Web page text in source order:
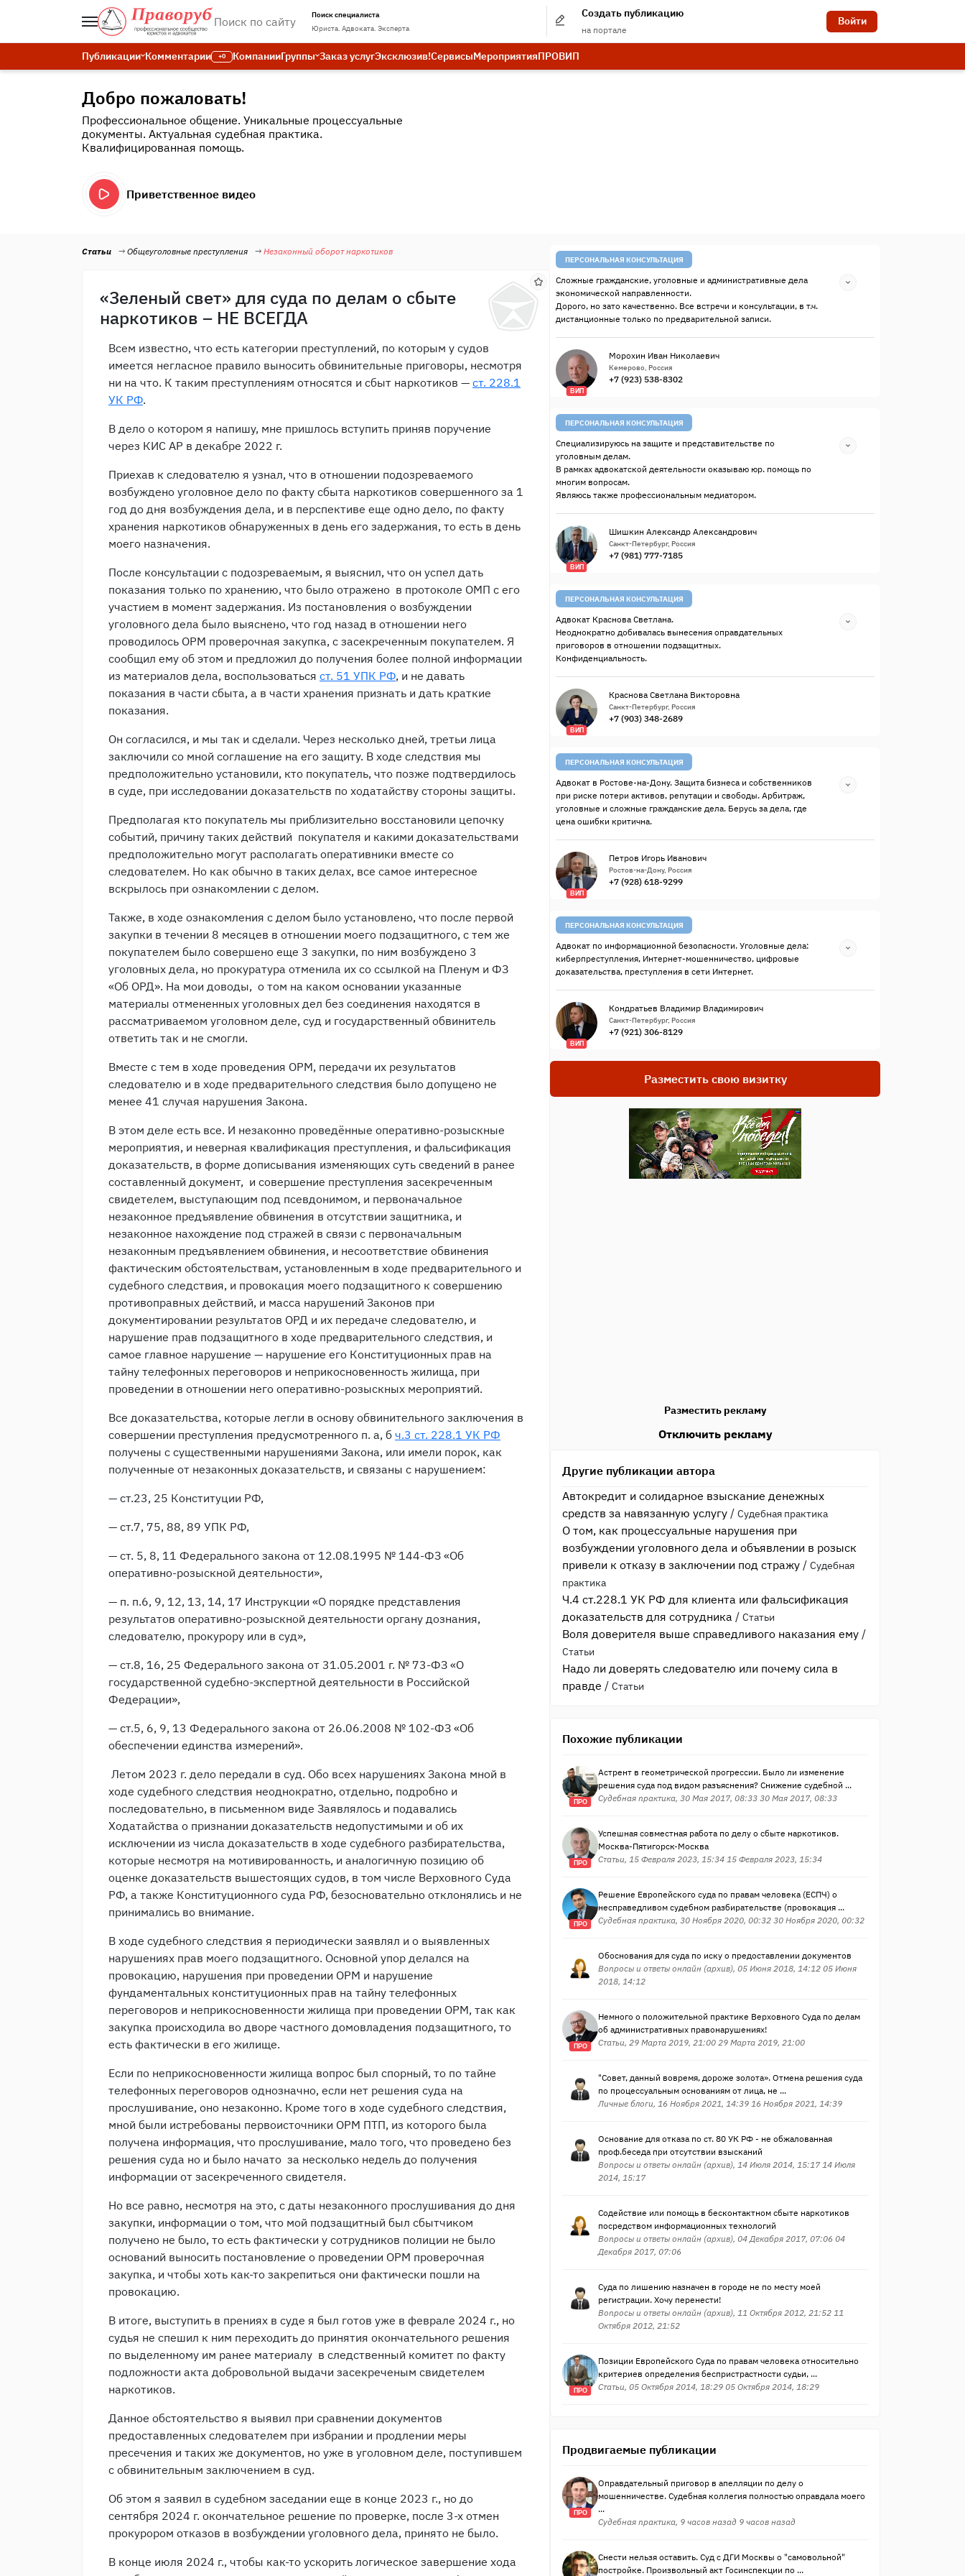
Поиск специалиста
Юриста. Адвоката. Эксперта
Создать публикацию
на портале
Войти
Публикации Комментарии +0 КомпанииГруппы Заказ услугЭксклюзив!СервисыМероприятияПРОВИП
Добро пожаловать!
Профессиональное общение. Уникальные процессуальные
документы. Актуальная судебная практика.
Квалифицированная помощь.
Приветственное видео
Статьи Общеуголовные преступления Незаконный оборот наркотиков
«Зеленый свет» для суда по делам о сбыте
наркотиков – НЕ ВСЕГДА
Всем известно, что есть категории преступлений, по которым у судов
имеется негласное правило выносить обвинительные приговоры, несмотря
ни на что. К таким преступлениям относятся и сбыт наркотиков — ст. 228.1
УК РФ.
В дело о котором я напишу, мне пришлось вступить приняв поручение
через КИС АР в декабре 2022 г.
Приехав к следователю я узнал, что в отношении подозреваемого
возбуждено уголовное дело по факту сбыта наркотиков совершенного за 1
год до дня возбуждения дела, и в перспективе еще одно дело, по факту
хранения наркотиков обнаруженных в день его задержания, то есть в день
моего назначения.
После консультации с подозреваемым, я выяснил, что он успел дать
показания только по хранению, что было отражено в протоколе ОМП с его
участием в момент задержания. Из постановления о возбуждении
уголовного дела было выяснено, что год назад в отношении него
проводилось ОРМ проверочная закупка, с засекреченным покупателем. Я
сообщил ему об этом и предложил до получения более полной информации
из материалов дела, воспользоваться ст. 51 УПК РФ, и не давать
показания в части сбыта, а в части хранения признать и дать краткие
показания.
Он согласился, и мы так и сделали. Через несколько дней, третьи лица
заключили со мной соглашение на его защиту. В ходе следствия мы
предположительно установили, кто покупатель, что позже подтвердилось
в суде, при исследовании доказательств по ходатайству стороны защиты.
Предполагая кто покупатель мы приблизительно восстановили цепочку
событий, причину таких действий покупателя и какими доказательствами
предположительно могут располагать оперативники вместе со
следователем. Но как обычно в таких делах, все самое интересное
вскрылось при ознакомлении с делом.
Также, в ходе ознакомления с делом было установлено, что после первой
закупки в течении 8 месяцев в отношении моего подзащитного, с тем же
покупателем было совершено еще 3 закупки, по ним возбуждено 3
уголовных дела, но прокуратура отменила их со ссылкой на Пленум и ФЗ
«Об ОРД». На мои доводы, о том на каком основании указанные
материалы отмененных уголовных дел без соединения находятся в
рассматриваемом уголовном деле, суд и государственный обвинитель
ответить так и не смогли.
Вместе с тем в ходе проведения ОРМ, передачи их результатов
следователю и в ходе предварительного следствия было допущено не
менее 41 случая нарушения Закона.
В этом деле есть все. И незаконно проведённые оперативно-розыскные
мероприятия, и неверная квалификация преступления, и фальсификация
доказательств, в форме дописывания изменяющих суть сведений в ранее
составленный документ, и совершение преступления засекреченным
свидетелем, выступающим под псевдонимом, и первоначальное
незаконное предъявление обвинения в отсутствии защитника, и
незаконное нахождение под стражей в связи с первоначальным
незаконным предъявлением обвинения, и несоответствие обвинения
фактическим обстоятельствам, установленным в ходе предварительного и
судебного следствия, и провокация моего подзащитного к совершению
противоправных действий, и масса нарушений Законов при
документировании результатов ОРД и их передаче следователю, и
нарушение прав подзащитного в ходе предварительного следствия, и
самое главное нарушение — нарушение его Конституционных прав на
тайну телефонных переговоров и неприкосновенность жилища, при
проведении в отношении него оперативно-розыскных мероприятий.
Все доказательства, которые легли в основу обвинительного заключения в
совершении преступления предусмотренного п. а, б ч.3 ст. 228.1 УК РФ
получены с существенными нарушениями Закона, или имели порок, как
полученные от незаконных доказательств, и связаны с нарушением:
— ст.23, 25 Конституции РФ,
— ст.7, 75, 88, 89 УПК РФ,
— ст. 5, 8, 11 Федерального закона от 12.08.1995 № 144-ФЗ «Об
оперативно-розыскной деятельности»,
— п. п.6, 9, 12, 13, 14, 17 Инструкции «О порядке представления
результатов оперативно-розыскной деятельности органу дознания,
следователю, прокурору или в суд»,
— ст.8, 16, 25 Федерального закона от 31.05.2001 г. № 73-ФЗ «О
государственной судебно-экспертной деятельности в Российской
Федерации»,
— ст.5, 6, 9, 13 Федерального закона от 26.06.2008 № 102-ФЗ «Об
обеспечении единства измерений».
Летом 2023 г. дело передали в суд. Обо всех нарушениях Закона мной в
ходе судебного следствия неоднократно, отдельно, подробно и
последовательно, в письменном виде Заявлялось и подавались
Ходатайства о признании доказательств недопустимыми и об их
исключении из числа доказательств в ходе судебного разбирательства,
которые несмотря на мотивированность, и аналогичную позицию об
оценке доказательств вышестоящих судов, в том числе Верховного Суда
РФ, а также Конституционного суда РФ, безосновательно отклонялись и не
принимались во внимание.
В ходе судебного следствия я периодически заявлял и о выявленных
нарушениях прав моего подзащитного. Основной упор делался на
провокацию, нарушения при проведении ОРМ и нарушение
фундаментальных конституционных прав на тайну телефонных
переговоров и неприкосновенности жилища при проведении ОРМ, так как
закупка происходила во дворе частного домовладения подзащитного, то
есть фактически в его жилище.
Если по неприкосновенности жилища вопрос был спорный, то по тайне
телефонных переговоров однозначно, если нет решения суда на
прослушивание, оно незаконно. Кроме того в ходе судебного следствия,
мной были истребованы первоисточники ОРМ ПТП, из которого была
получена информация, что прослушивание, мало того, что проведено без
решения суда но и было начато за несколько недель до получения
информации от засекреченного свидетеля.
Но все равно, несмотря на это, с даты незаконного прослушивания до дня
закупки, информации о том, что мой подзащитный был сбытчиком
получено не было, то есть фактически у сотрудников полиции не было
оснований выносить постановление о проведении ОРМ проверочная
закупка, и чтобы хоть как-то закрепиться они фактически пошли на
провокацию.
В итоге, выступить в прениях в суде я был готов уже в феврале 2024 г., но
судья не спешил к ним переходить до принятия окончательного решения
по выделенному им ранее материалу в следственный комитет по факту
подложности акта добровольной выдачи засекреченым свидетелем
наркотиков.
Данное обстоятельство я выявил при сравнении документов
предоставленных следователем при избрании и продлении меры
пресечения и таких же документов, но уже в уголовном деле, поступившем
с обвинительным заключением в суд.
Об этом я заявил в судебном заседании еще в конце 2023 г., но до
сентября 2024 г. окончательное решение по проверке, после 3-х отмен
прокурором отказов в возбуждении уголовного дела, принято не было.
В конце июля 2024 г., чтобы как-то ускорить логическое завершение хода
ПЕРСОНАЛЬНАЯ КОНСУЛЬТАЦИЯ
Сложные гражданские, уголовные и административные дела
экономической направленности.
Дорого, но зато качественно. Все встречи и консультации, в т.ч.
дистанционные только по предварительной записи.
ВИП
Морохин Иван Николаевич
Кемерово, Россия
+7 (923) 538-8302
ПЕРСОНАЛЬНАЯ КОНСУЛЬТАЦИЯ
Специализируюсь на защите и представительстве по
уголовным делам.
В рамках адвокатской деятельности оказываю юр. помощь по
многим вопросам.
Являюсь также профессиональным медиатором.
ВИП
Шишкин Александр Александрович
Санкт-Петербург, Россия
+7 (981) 777-7185
ПЕРСОНАЛЬНАЯ КОНСУЛЬТАЦИЯ
Адвокат Краснова Светлана.
Неоднократно добивалась вынесения оправдательных
приговоров в отношении подзащитных.
Конфиденциальность.
ВИП
Краснова Светлана Викторовна
Санкт-Петербург, Россия
+7 (903) 348-2689
ПЕРСОНАЛЬНАЯ КОНСУЛЬТАЦИЯ
Адвокат в Ростове-на-Дону. Защита бизнеса и собственников
при риске потери активов, репутации и свободы. Арбитраж,
уголовные и сложные гражданские дела. Берусь за дела, где
цена ошибки критична.
ВИП
Петров Игорь Иванович
Ростов-на-Дону, Россия
+7 (928) 618-9299
ПЕРСОНАЛЬНАЯ КОНСУЛЬТАЦИЯ
Адвокат по информационной безопасности. Уголовные дела:
киберпреступления, Интернет-мошенничество, цифровые
доказательства, преступления в сети Интернет.
ВИП
Кондратьев Владимир Владимирович
Санкт-Петербург, Россия
+7 (921) 306-8129
Разместить свою визитку
Разместить рекламу
Отключить рекламу
Другие публикации автора
Автокредит и солидарное взыскание денежных
средств за навязанную услугу / Судебная практика
О том, как процессуальные нарушения при
возбуждении уголовного дела и объявлении в розыск
привели к отказу в заключении под стражу / Судебная
практика
Ч.4 ст.228.1 УК РФ для клиента или фальсификация
доказательств для сотрудника / Статьи
Воля доверителя выше справедливого наказания ему /
Статьи
Надо ли доверять следователю или почему сила в
правде / Статьи
Похожие публикации
ПРО
Астрент в геометрической прогрессии. Было ли изменение
решения суда под видом разъяснения? Снижение судебной ...
Судебная практика, 30 Мая 2017, 08:33 30 Мая 2017, 08:33
ПРО
Успешная совместная работа по делу о сбыте наркотиков.
Москва-Пятигорск-Москва
Статьи, 15 Февраля 2023, 15:34 15 Февраля 2023, 15:34
ПРО
Решение Европейского суда по правам человека (ЕСПЧ) о
несправедливом судебном разбирательстве (провокация ...
Судебная практика, 30 Ноября 2020, 00:32 30 Ноября 2020, 00:32
Обоснования для суда по иску о предоставлении документов
Вопросы и ответы онлайн (архив), 05 Июня 2018, 14:12 05 Июня
2018, 14:12
ПРО
Немного о положительной практике Верховного Суда по делам
об административных правонарушениях!
Статьи, 29 Марта 2019, 21:00 29 Марта 2019, 21:00
"Совет, данный вовремя, дороже золота». Отмена решения суда
по процессуальным основаниям от лица, не ...
Личные блоги, 16 Ноября 2021, 14:39 16 Ноября 2021, 14:39
Основание для отказа по ст. 80 УК РФ - не обжалованная
проф.беседа при отсутствии взысканий
Вопросы и ответы онлайн (архив), 14 Июля 2014, 15:17 14 Июля
2014, 15:17
Содействие или помощь в бесконтактном сбыте наркотиков
посредством информационных технологий
Вопросы и ответы онлайн (архив), 04 Декабря 2017, 07:06 04
Декабря 2017, 07:06
Суда по лишению назначен в городе не по месту моей
регистрации. Хочу перенести!
Вопросы и ответы онлайн (архив), 11 Октября 2012, 21:52 11
Октября 2012, 21:52
ПРО
Позиции Европейского Суда по правам человека относительно
критериев определения беспристрастности судьи, ...
Статьи, 05 Октября 2014, 18:29 05 Октября 2014, 18:29
Продвигаемые публикации
ПРО
Оправдательный приговор в апелляции по делу о
мошенничестве. Судебная коллегия полностью оправдала моего
...
Судебная практика, 9 часов назад 9 часов назад
Снести нельзя оставить. Суд с ДГИ Москвы о "самовольной"
постройке. Произвольный акт Госинспекции по ...